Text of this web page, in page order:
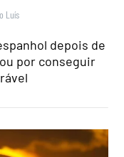
Luís
depois de
por conseguir